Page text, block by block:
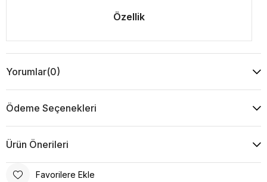
Özellik
Yorumlar(0)
Ödeme Seçenekleri
Ürün Önerileri
Favorilere Ekle